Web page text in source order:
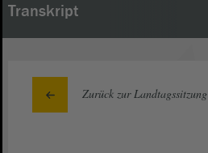
Transkript
Zurück zur Landtagssitzung